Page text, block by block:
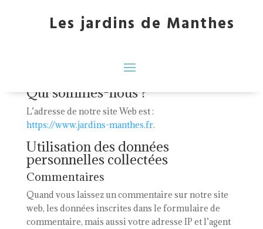
Les jardins de Manthes
Qui sommes-nous ?
L’adresse de notre site Web est :
https://www.jardins-manthes.fr.
Utilisation des données
personnelles collectées
Commentaires
Quand vous laissez un commentaire sur notre site
web, les données inscrites dans le formulaire de
commentaire, mais aussi votre adresse IP et l’agent